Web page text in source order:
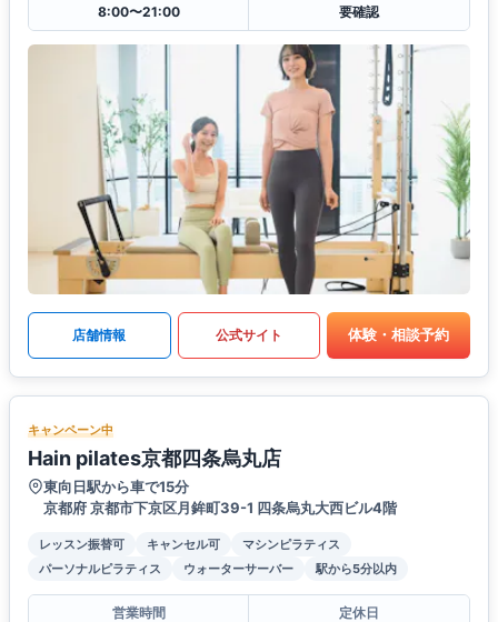
8:00〜21:00
要確認
店舗情報 公式サイト 体験・相談予約
キャンペーン中
Hain pilates京都四条烏丸店
東向日駅から車で15分
京都府 京都市下京区月鉾町39-1 四条烏丸大西ビル4階
レッスン振替可 キャンセル可
マシンピラティス
パーソナルピラティス
ウォーターサーバー 駅から5分以内
営業時間
定休日